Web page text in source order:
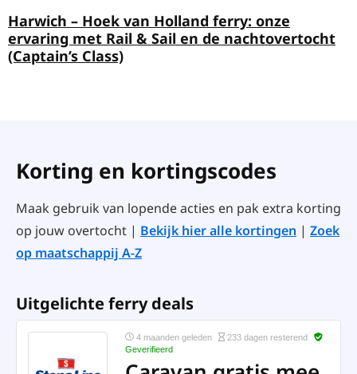
Harwich – Hoek van Holland ferry: onze
ervaring met Rail & Sail en de nachtovertocht
(Captain’s Class)
Korting en kortingscodes
Maak gebruik van lopende acties en pak extra korting
op jouw overtocht | Bekijk hier alle kortingen | Zoek
op maatschappij A-Z
Uitgelichte ferry deals
4 maanden geleden
233 dagen resterend
Geverifieerd